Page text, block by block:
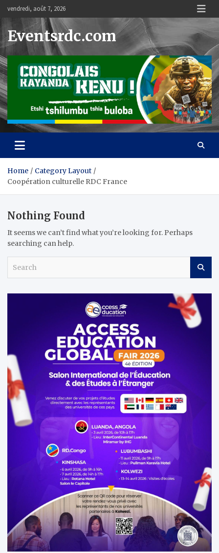
content
vendredi, août 7, 2026
Eventsrdc.com
Home
Category Layout
Coopération culturelle RDC France
Nothing Found
It seems we can’t find what you’re looking for. Perhaps
searching can help.
r